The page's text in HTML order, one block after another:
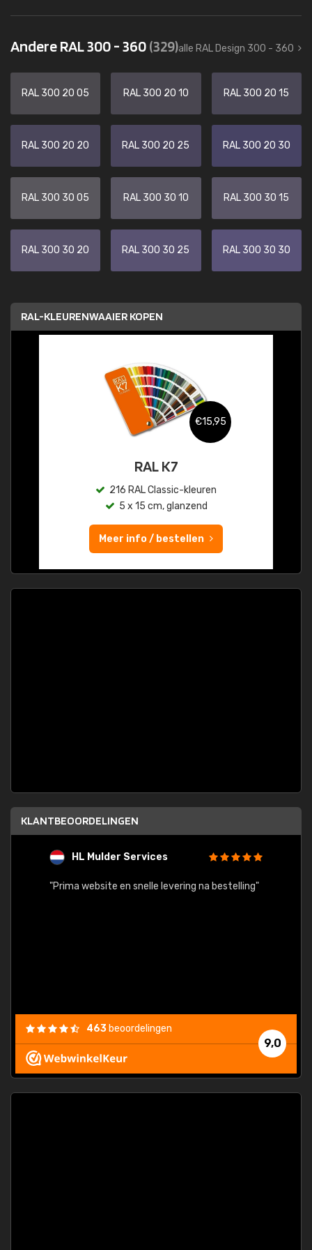
Andere RAL 300 - 360(329)alle RAL Design 300 - 360
RAL 300 20 05 RAL 300 20 10 RAL 300 20 15
RAL 300 20 20 RAL 300 20 25 RAL 300 20 30
RAL 300 30 05 RAL 300 30 10 RAL 300 30 15
RAL 300 30 20 RAL 300 30 25 RAL 300 30 30
RAL-KLEURENWAAIER KOPEN
€15,95
RAL K7
216 RAL Classic-kleuren
5 x 15 cm, glanzend
Meer info / bestellen
KLANTBEOORDELINGEN
HL Mulder Services
"Prima website en snelle levering na bestelling"
9,0
463 beoordelingen